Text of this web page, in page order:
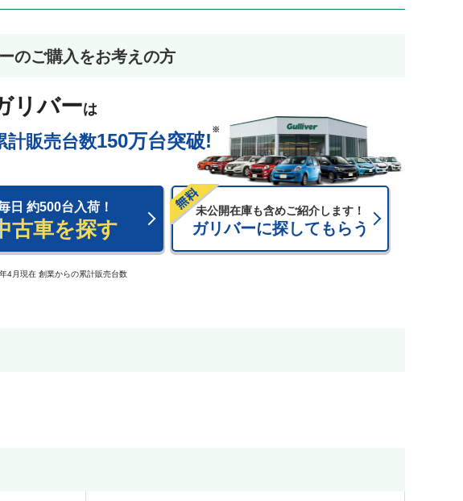
のご購入をお考えの方
リバーは
計販売台数150万台突破!
※
日 約500台入荷！
古車を探す
未公開在庫も含めご紹介します！
ガリバーに探してもらう
4月現在 創業からの累計販売台数